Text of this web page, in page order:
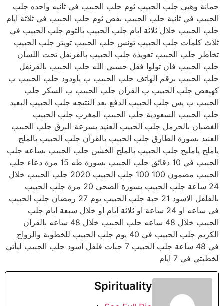
جمانة وهبي جلب الحبيب ثوم جلب الحبيب في ثانيه واحده جلب
الحبيب في ثانية جلب الحبيب بفص ثوم جلب الحبيب في ثلاثة ايام
جلب الحبيب خلال ثلاثة ايام جلب الحبيب بالثوم جلب الحبيب في
ثلاث كلمات جلب الحبيب تونس جلب الحبيب تويتر جلب الحبيب
تخاطر جلب الحبيب تعويذة جلب الحبيب بالقرنفل تحت اللسان
جلب الحبيب فان تولوا فقل حسبي الله جلب الحبيب بالقرنفل
جلب الحبيب برقم الهاتف جلب الحبيب ب ياودود جلب الحبيب ب
كهيعص جلب الحبيب ب القران جلب الحبيب ب السكر جلب
الحبيب ب يس جلب الحبيب الدفع بعد النتيجه جلب الحبيب البعيد
جلب الحبيب السعودية جلب الحبيب المغرب جلب الحبيب
الغضبان بالحرمل جلب الحبيب العنيد بسرعة البرق جلب الحبيب
العنيد بسورة الطارق جلب الحبيب بالقرآن جلب الحبيب بالملح
ياملح يامليح جلب الحبيب بالملح الخشن جلب الحبيب بساعه جلب
الحبيب في 10 دقائق جلب الحبيب بسورة طه 15 مرة دعاء جلب
الحبيب مضمون 100 100 جلب الحبيب 2020 جلب الحبيب خلال
24 ساعة جلب الحبيب بسورة الضحى 20 مرة جلب الحبيب
بالفلفل الاسود 21 حبة جلب الحبيب يوم 27 رمضان جلب الحبيب
فى ساعه او 24 ساعة او ثلاثة ايام او خلال سبعة ايام جلب
الحبيب خلال 48 ساعه جلب الحبيب خلال 48 ساعه بالقران
الكريم جلب الحبيب في 40 يوم جلب الحبيب للخطوبة والزواج
في 48 ساعة جلب الحبيب 7 حبات فلفل اسود جلب الحبيب ليأتي
لخطبتي في 7 ايام
Spirituality